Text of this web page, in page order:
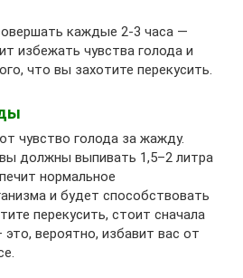
каждые 2-3 часа —
избежать чувства голода и
что вы захотите перекусить.
чувство голода за жажду.
должны выпивать 1,5–2 литра
нормальное
и будет способствовать
перекусить, стоит сначала
вероятно, избавит вас от